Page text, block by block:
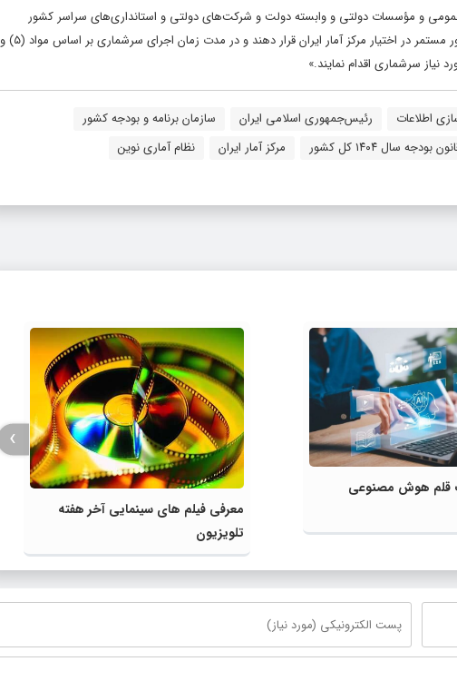
عمومی و مؤسسات دولتی و وابسته دولت و شرکت‌های دولتی و استانداری‌های سراسر کشور
مکلفند در چارچوب قوانین و مقررات مربوطه، داده‌های مورد نیاز سرشماری را به‌طور مستمر در اختیار مرکز آمار ایران قرار دهند و در مدت زمان اجرای سرشماری بر اساس مواد (۵) و
اطلاعات رئیس‌جمهوری اسلامی ایران
سازمان برنامه و بودجه کشور
بودجه سال ۱۴۰۴ کل کشور مرکز آمار ایران
نظام آماری نوین
قلم هوش مصنوعی
معرفی فیلم های سینمایی آخر هفته
تلویزیون
›